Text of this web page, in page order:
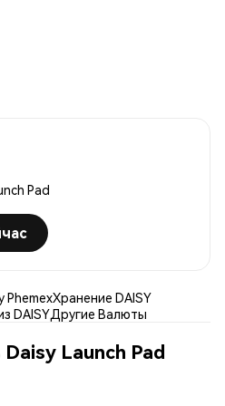
Pad
PhemexХранение DAISY
DAISYДругие Валюты
Launch Pad